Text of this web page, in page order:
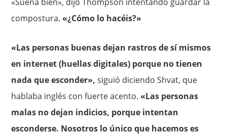
compostura.«¿Cómo lo hacéis?»
«Las personas buenas dejan rastros de sí mismos
en internet (huellas digitales) porque no tienen
nada que esconder», siguió diciendo Shvat, que
hablaba inglés con fuerte acento.«Las personas
malas no dejan indicios, porque intentan
esconderse. Nosotros lo único que hacemos es